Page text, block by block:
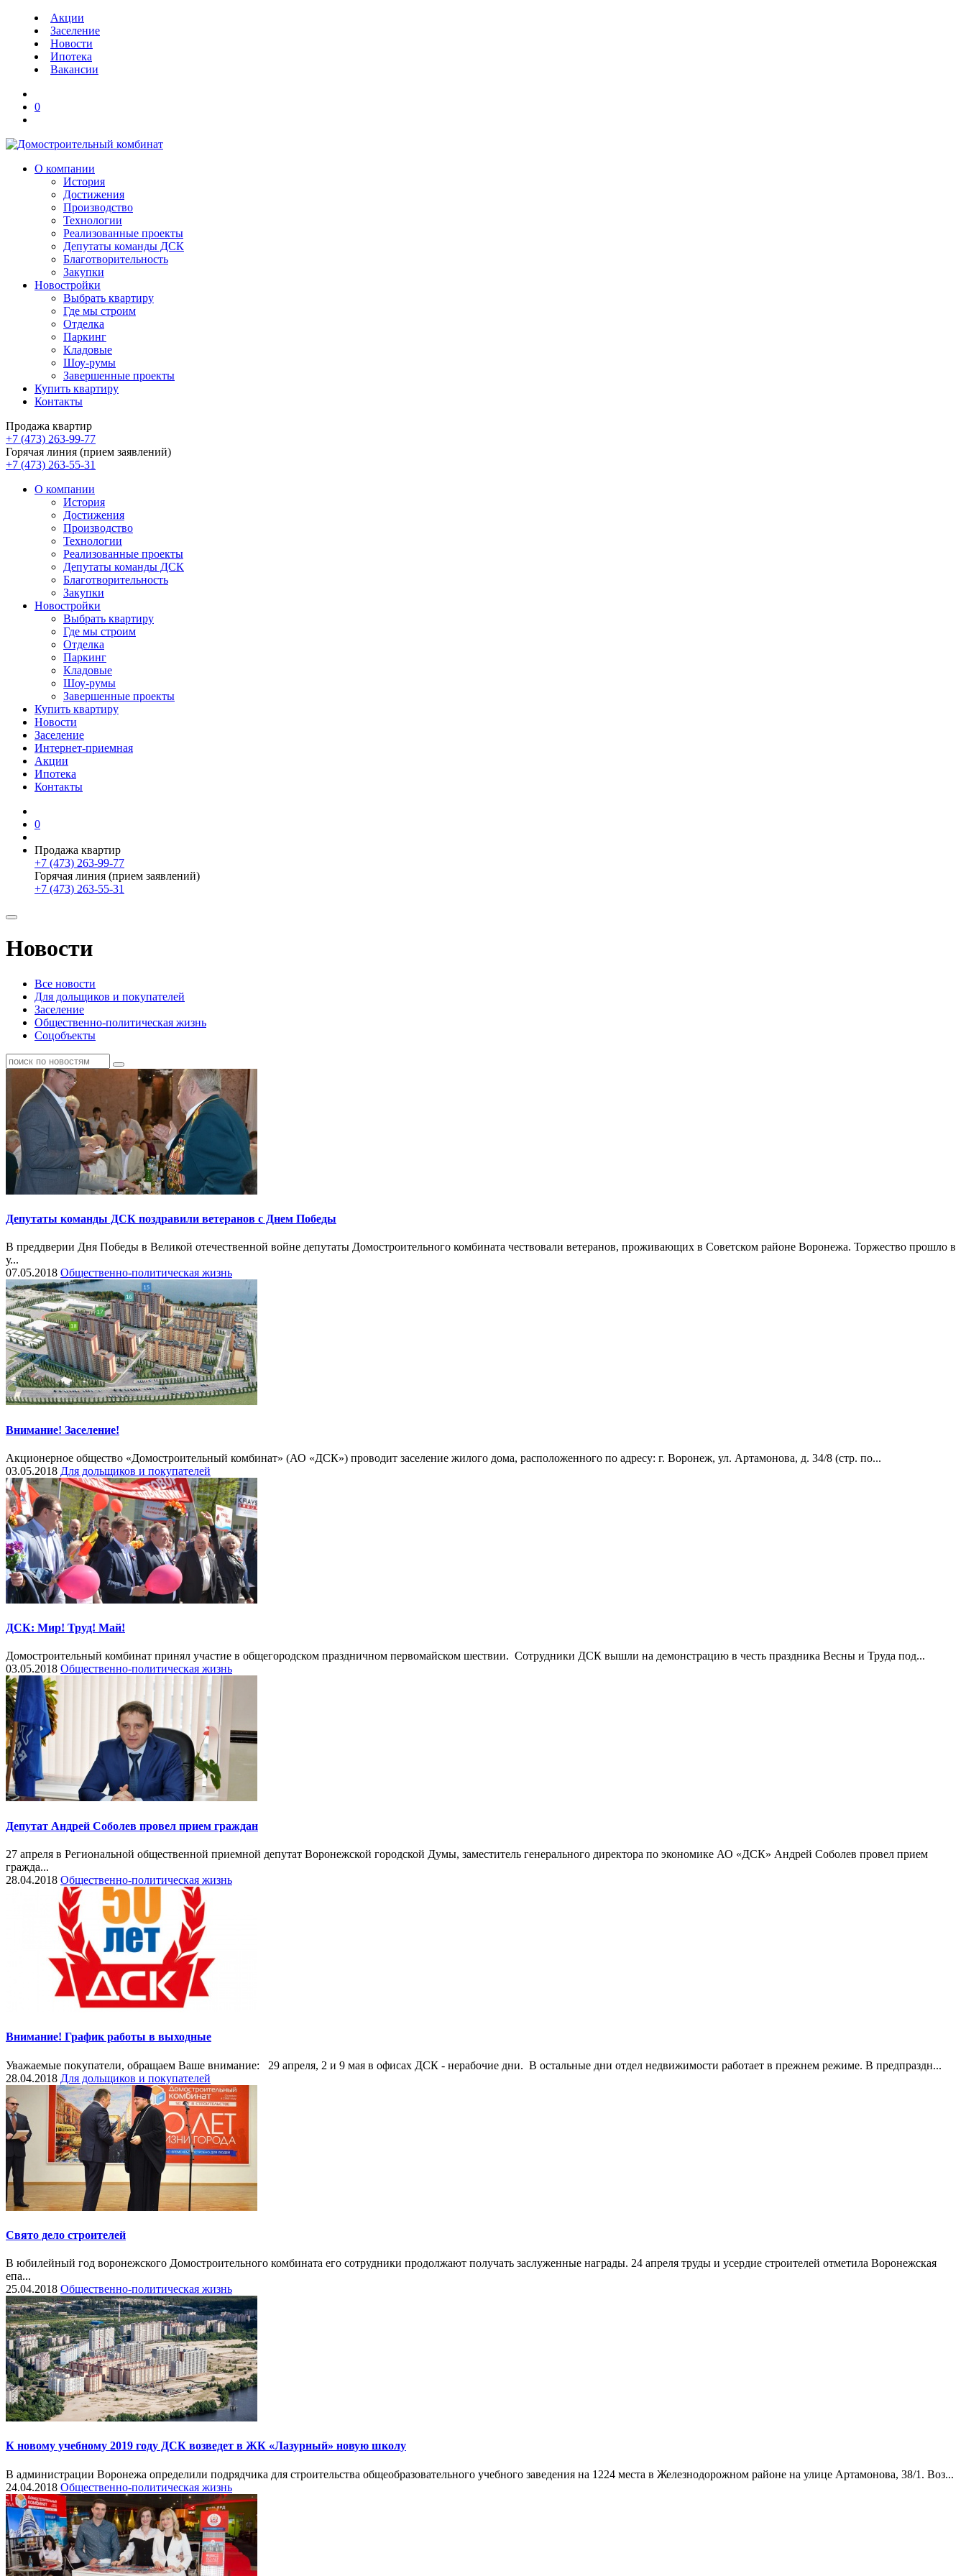
Акции
Заселение
Новости
Ипотека
Вакансии
0
О компании
История
Достижения
Производство
Технологии
Реализованные проекты
Депутаты команды ДСК
Благотворительность
Закупки
Новостройки
Выбрать квартиру
Где мы строим
Отделка
Паркинг
Кладовые
Шоу-румы
Завершенные проекты
Купить квартиру
Контакты
Продажа квартир
+7 (473) 263-99-77
Горячая линия (прием заявлений)
+7 (473) 263-55-31
О компании
История
Достижения
Производство
Технологии
Реализованные проекты
Депутаты команды ДСК
Благотворительность
Закупки
Новостройки
Выбрать квартиру
Где мы строим
Отделка
Паркинг
Кладовые
Шоу-румы
Завершенные проекты
Купить квартиру
Новости
Заселение
Интернет-приемная
Акции
Ипотека
Контакты
0
Продажа квартир
+7 (473) 263-99-77
Горячая линия (прием заявлений)
+7 (473) 263-55-31
Новости
Все новости
Для дольщиков и покупателей
Заселение
Общественно-политическая жизнь
Соцобъекты
Депутаты команды ДСК поздравили ветеранов с Днем Победы
В преддверии Дня Победы в Великой отечественной войне депутаты Домостроительного комбината чествовали ветеранов, проживающих в Советском районе Воронежа. Торжество прошло в
у...
07.05.2018 Общественно-политическая жизнь
Внимание! Заселение!
Акционерное общество «Домостроительный комбинат» (АО «ДСК») проводит заселение жилого дома, расположенного по адресу: г. Воронеж, ул. Артамонова, д. 34/8 (стр. по...
03.05.2018 Для дольщиков и покупателей
ДСК: Мир! Труд! Май!
Домостроительный комбинат принял участие в общегородском праздничном первомайском шествии. Сотрудники ДСК вышли на демонстрацию в честь праздника Весны и Труда под...
03.05.2018 Общественно-политическая жизнь
Депутат Андрей Соболев провел прием граждан
27 апреля в Региональной общественной приемной депутат Воронежской городской Думы, заместитель генерального директора по экономике АО «ДСК» Андрей Соболев провел прием
гражда...
28.04.2018 Общественно-политическая жизнь
Внимание! График работы в выходные
Уважаемые покупатели, обращаем Ваше внимание: 29 апреля, 2 и 9 мая в офисах ДСК - нерабочие дни. В остальные дни отдел недвижимости работает в прежнем режиме. В предпраздн...
28.04.2018 Для дольщиков и покупателей
Свято дело строителей
В юбилейный год воронежского Домостроительного комбината его сотрудники продолжают получать заслуженные награды. 24 апреля труды и усердие строителей отметила Воронежская
епа...
25.04.2018 Общественно-политическая жизнь
К новому учебному 2019 году ДСК возведет в ЖК «Лазурный» новую школу
В администрации Воронежа определили подрядчика для строительства общеобразовательного учебного заведения на 1224 места в Железнодорожном районе на улице Артамонова, 38/1. Воз...
24.04.2018 Общественно-политическая жизнь